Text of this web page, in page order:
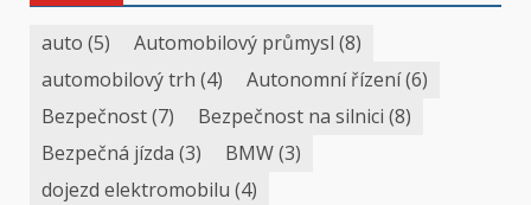
auto (5) Automobilový průmysl (8)
automobilový trh (4) Autonomní řízení(6)
Bezpečnost(7) Bezpečnost na silnici (8)
Bezpečná jízda (3) BMW(3)
dojezd elektromobilu (4)